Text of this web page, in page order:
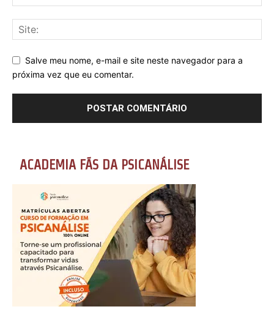
Salve meu nome, e-mail e site neste navegador para a
próxima vez que eu comentar.
ACADEMIA FÃS DA PSICANÁLISE